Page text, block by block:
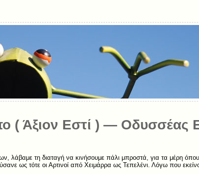
( Άξιον Εστί ) — Οδυσσέας
λάβαμε τη διαταγή να κινήσουμε πάλι μπροστά, για τα μέρη όπου
ως τότε οι Αρτινοί από Χειμάρρα ως Τεπελένι. Λόγω που